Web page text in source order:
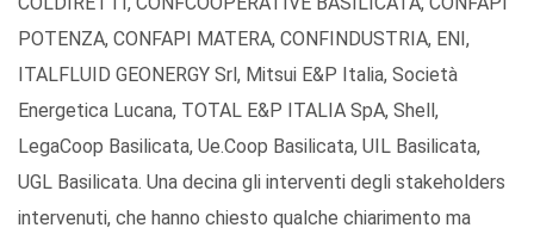
POTENZA, CONFAPI MATERA, CONFINDUSTRIA, ENI,
ITALFLUID GEONERGY Srl, Mitsui E&P Italia, Società
Energetica Lucana, TOTAL E&P ITALIA SpA, Shell,
LegaCoop Basilicata, Ue.Coop Basilicata, UIL Basilicata,
UGL Basilicata. Una decina gli interventi degli stakeholders
intervenuti, che hanno chiesto qualche chiarimento ma